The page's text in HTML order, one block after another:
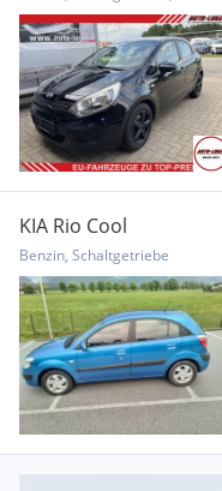
KIA Rio Cool
Benzin, Schaltgetriebe